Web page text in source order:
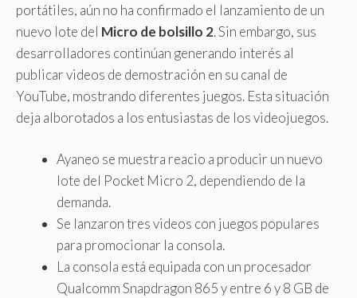
portátiles, aún no ha confirmado el lanzamiento de un
nuevo lote del Micro de bolsillo 2. Sin embargo, sus
desarrolladores continúan generando interés al
publicar videos de demostración en su canal de
YouTube, mostrando diferentes juegos. Esta situación
deja alborotados a los entusiastas de los videojuegos.
Ayaneo se muestra reacio a producir un nuevo
lote del Pocket Micro 2, dependiendo de la
demanda.
Se lanzaron tres videos con juegos populares
para promocionar la consola.
La consola está equipada con un procesador
Qualcomm Snapdragon 865 y entre 6 y 8 GB de